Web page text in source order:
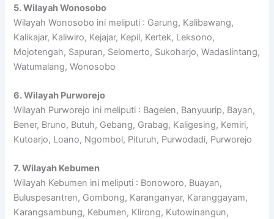
5. Wilayah Wonosobo
Wilayah Wonosobo ini meliputi : Garung, Kalibawang,
Kalikajar, Kaliwiro, Kejajar, Kepil, Kertek, Leksono,
Mojotengah, Sapuran, Selomerto, Sukoharjo, Wadaslintang,
Watumalang, Wonosobo
6. Wilayah Purworejo
Wilayah Purworejo ini meliputi : Bagelen, Banyuurip, Bayan,
Bener, Bruno, Butuh, Gebang, Grabag, Kaligesing, Kemiri,
Kutoarjo, Loano, Ngombol, Pituruh, Purwodadi, Purworejo
7. Wilayah Kebumen
Wilayah Kebumen ini meliputi : Bonoworo, Buayan,
Buluspesantren, Gombong, Karanganyar, Karanggayam,
Karangsambung, Kebumen, Klirong, Kutowinangun,